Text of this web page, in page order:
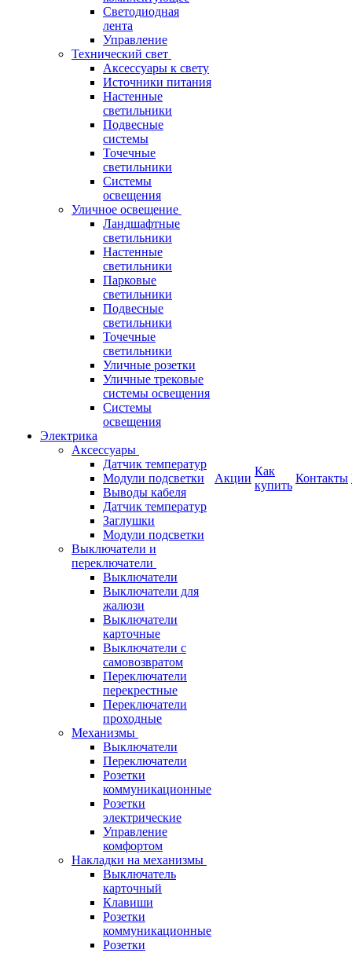
Светодиодная
лента
Управление
Технический свет
Аксессуары к свету
Источники питания
Настенные
светильники
Подвесные
системы
Точечные
светильники
Системы
освещения
Уличное освещение
Ландшафтные
светильники
Настенные
светильники
Парковые
светильники
Подвесные
светильники
Точечные
светильники
Уличные розетки
Уличные трековые
системы освещения
Системы
освещения
Электрика
Аксессуары
Датчик температур
Модули подсветки
Выводы кабеля
Датчик температур
Заглушки
Модули подсветки
Выключатели и
переключатели
Выключатели
Выключатели для
жалюзи
Выключатели
карточные
Выключатели с
самовозвратом
Переключатели
перекрестные
Переключатели
проходные
Механизмы
Выключатели
Переключатели
Розетки
коммуникационные
Розетки
электрические
Управление
комфортом
Накладки на механизмы
Выключатель
карточный
Клавиши
Розетки
коммуникационные
Розетки
Акции
Как
купить
Контакты